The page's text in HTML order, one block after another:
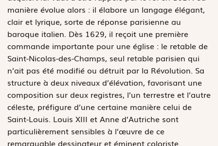
manière évolue alors : il élabore un langage élégant,
clair et lyrique, sorte de réponse parisienne au
baroque italien. Dès 1629, il reçoit une première
commande importante pour une église : le retable de
Saint-Nicolas-des-Champs, seul retable parisien qui
n’ait pas été modifié ou détruit par la Révolution. Sa
structure à deux niveaux d’élévation, favorisant une
composition sur deux registres, l’un terrestre et l’autre
céleste, préfigure d’une certaine manière celui de
Saint-Louis. Louis XIII et Anne d’Autriche sont
particulièrement sensibles à l’œuvre de ce
remarquable dessinateur et éminent coloriste.